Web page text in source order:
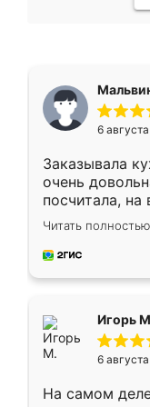
6
Заказывала
очень
посчитала, на
Замерщик
делу со всей
за день,
Читать полностью
Игорь
6
На самом